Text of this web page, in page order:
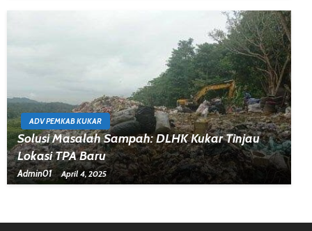
ADV PEMKAB KUKAR
Solusi Masalah Sampah: DLHK Kukar Tinjau
Lokasi TPA Baru
Admin01 April 4, 2025